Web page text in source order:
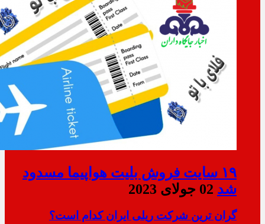
۱۹ سایت فروش بلیت هواپیما مسدود
شد 02 جولای 2023
گران ترین شرکت ریلی ایران کدام است؟